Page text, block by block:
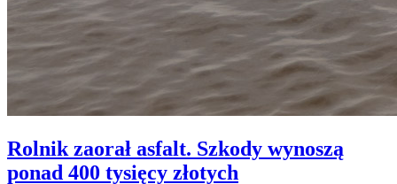
Rolnik zaorał asfalt. Szkody wynoszą
ponad 400 tysięcy złotych